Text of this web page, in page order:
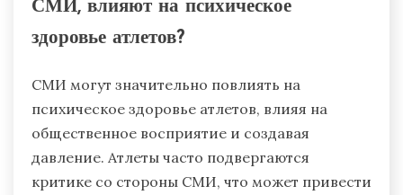
СМИ, влияют на психическое
здоровье атлетов?
СМИ могут значительно повлиять на
психическое здоровье атлетов, влияя на
общественное восприятие и создавая
давление. Атлеты часто подвергаются
критике со стороны СМИ, что может привести